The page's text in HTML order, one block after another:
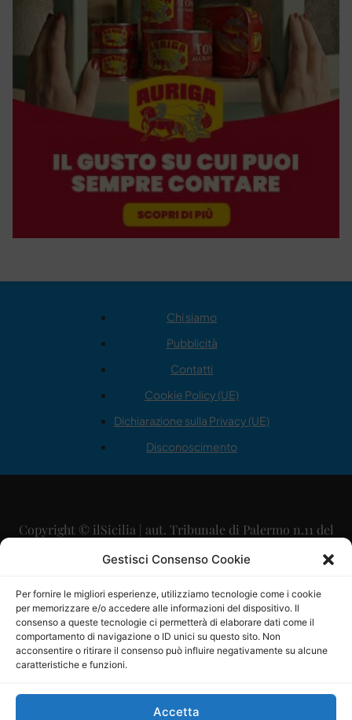
Gestisci Consenso Cookie
Per fornire le migliori esperienze, utilizziamo tecnologie come i cookie
per memorizzare e/o accedere alle informazioni del dispositivo. Il
consenso a queste tecnologie ci permetterà di elaborare dati come il
comportamento di navigazione o ID unici su questo sito. Non
acconsentire o ritirare il consenso può influire negativamente su alcune
caratteristiche e funzioni.
Accetta
Chi siamo
Pubblicità
Contatti
Cookie Policy (UE)
Dichiarazione sulla Privacy (UE)
Disconoscimento
Copyright © ilSicilia | aut. Tribunale di Palermo n.11 del
29/09/2015
Direttore Editoriale: Maurizio Scaglione
Direttore Responsabile: Maria Calabrese
P.IVA: 06334930820